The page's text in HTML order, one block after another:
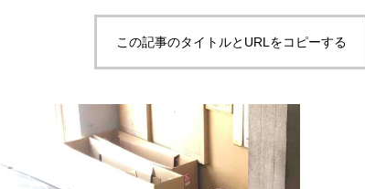
この記事のタイトルとURLをコピーする